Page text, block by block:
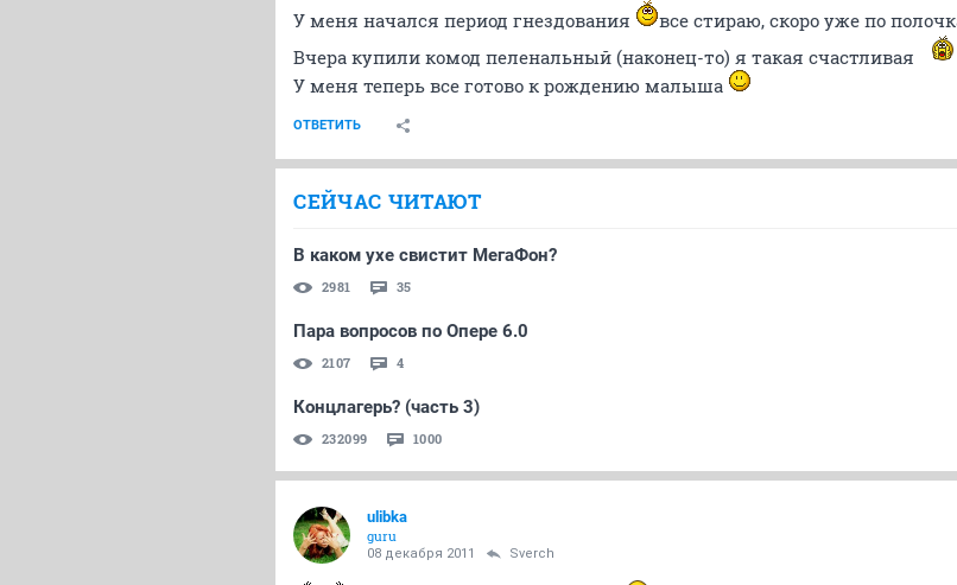
У меня начался период гнездования
все стираю, скоро уже по
Вчера купили комод пеленальный (наконец-то) я такая счастливая
У меня теперь все готово к рождению малыша
ОТВЕТИТЬ
СЕЙЧАС ЧИТАЮТ
В каком ухе свистит МегаФон?
2981 35
Пара вопросов по Опере 6.0
2107 4
Концлагерь? (часть 3)
232099 1000
ulibka
guru
08 декабря 2011 Sverch